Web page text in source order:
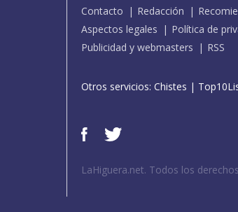
Contacto Redacción
Aspectos legales
Política de
Publicidad y webmasters
RSS
Otros servicios: Chistes |
LaHiguera.net. Todos los